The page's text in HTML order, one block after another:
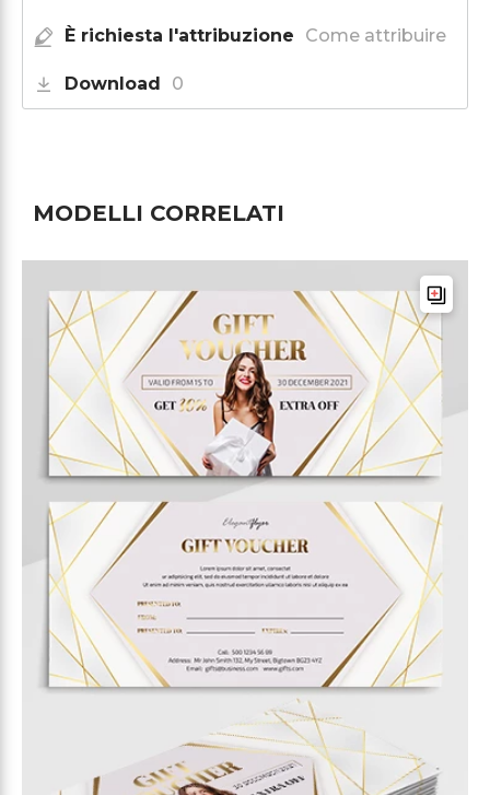
È richiesta l'attribuzione Come attribuire
Download 0
MODELLI CORRELATI